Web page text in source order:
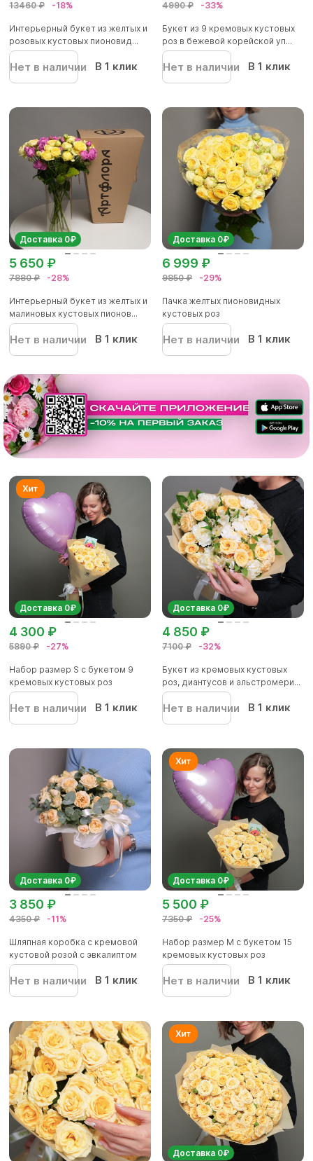
13460 ₽ -18%
Интерьерный букет из желтых и
розовых кустовых пионовид...
Нет в наличии В 1 клик
4990 ₽ -33%
Букет из 9 кремовых кустовых
роз в бежевой корейской уп...
Нет в наличии В 1 клик
Доставка 0₽
7880 ₽ -28%
5 650 ₽
Интерьерный букет из желтых и
малиновых кустовых пионов...
Нет в наличии В 1 клик
Доставка 0₽
9850 ₽ -29%
6 999 ₽
Пачка желтых пионовидных
кустовых роз
Нет в наличии В 1 клик
Доставка 0₽
5890 ₽ -27%
4 300 ₽
Набор размер S с букетом 9
кремовых кустовых роз
Нет в наличии В 1 клик
Доставка 0₽
7100 ₽ -32%
4 850 ₽
Букет из кремовых кустовых
роз, диантусов и альстромери...
Нет в наличии В 1 клик
Доставка 0₽
4350 ₽ -11%
3 850 ₽
Шляпная коробка с кремовой
кустовой розой с эвкалиптом
Нет в наличии В 1 клик
Доставка 0₽
7350 ₽ -25%
5 500 ₽
Набор размер M с букетом 15
кремовых кустовых роз
Нет в наличии В 1 клик
Доставка 0₽